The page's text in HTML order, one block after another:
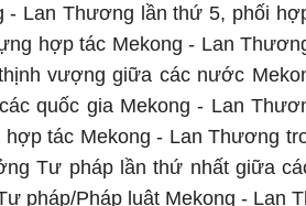
- Lan Thương lần thứ 5, phối
hợp tác Mekong - Lan
vượng giữa các nước
quốc gia Mekong - Lan
tác Mekong - Lan Thương
Tư pháp lần thứ nhất giữa
pháp/Pháp luật Mekong - Lan